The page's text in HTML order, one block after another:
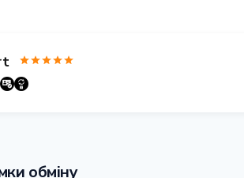
обміну